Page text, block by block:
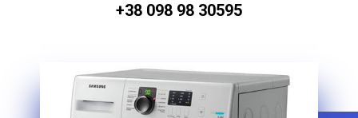
+38 098 98 30595